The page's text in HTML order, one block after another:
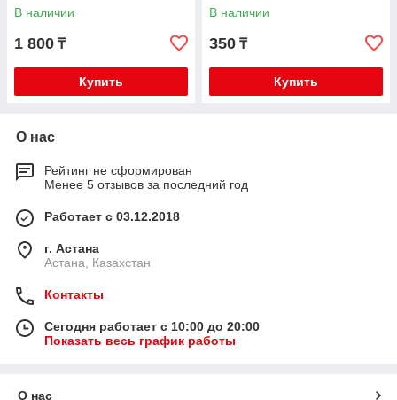
В наличии
1 800 ₸
Купить
В наличии
350 ₸
Купить
О нас
Рейтинг не сформирован
Менее 5 отзывов за последний год
Работает с 03.12.2018
г. Астана
Астана, Казахстан
Контакты
Сегодня работает с 10:00 до 20:00
Показать весь график работы
О нас